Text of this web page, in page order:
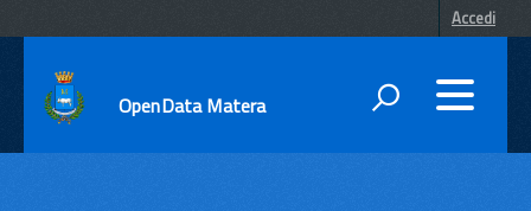
Accedi
OpenData Matera